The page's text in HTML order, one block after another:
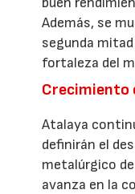
Además, se
segunda
fortaleza del
Crecimiento
Atalaya
definirán el
metalúrgico
avanza en la